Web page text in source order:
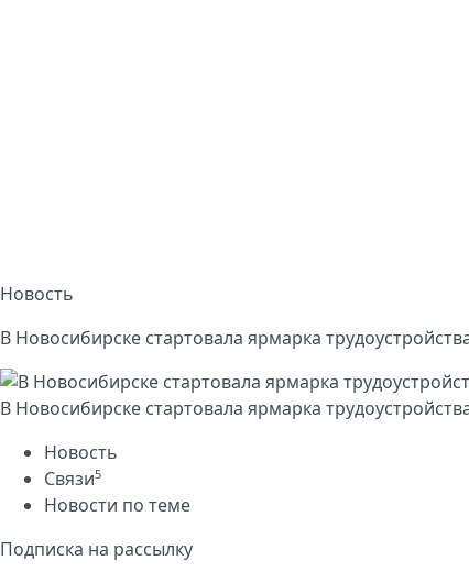
Новость
В Новосибирске стартовала ярмарка
В Новосибирске стартовала ярмарка
Новость
Связи5
Новости по теме
Подписка на рассылку